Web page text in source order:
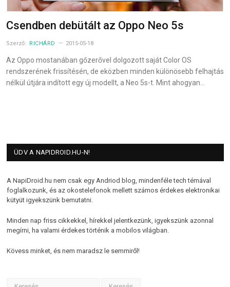
Csendben debütált az Oppo Neo 5s
Szerző: RICHÁRD 2015-05-18
Az Oppo mostanában gőzerővel dolgozott saját Color OS
rendszerének frissítésén, de eközben minden különösebb felhajtás
nélkül útjára indított egy új modellt, a Neo 5s-t. Mint ahogyan…
ÜDV A NAPIDROID.HU-N!
A NapiDroid.hu nem csak egy Andriod blog, mindenféle tech témával
foglalkozunk, és az okostelefonok mellett számos érdekes elektronikai
kütyüt igyekszünk bemutatni.
Minden nap friss cikkekkel, hírekkel jelentkezünk, igyekszünk azonnal
megírni, ha valami érdekes történik a mobilos világban.
Kövess minket, és nem maradsz le semmiről!